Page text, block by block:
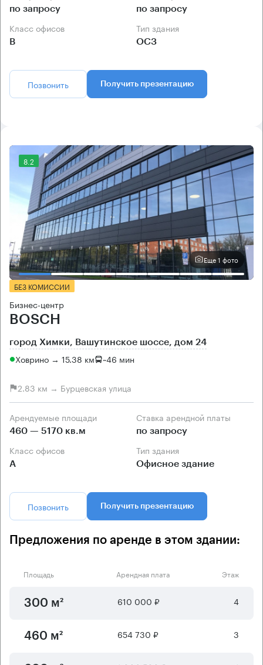
по запросу по запросу
Класс офисов
B
Тип здания
ОСЗ
Позвонить Получить презентацию
8.2
Еще 1 фото
БЕЗ КОМИССИИ
Бизнес-центр
BOSCH
город Химки, Вашутинское шоссе, дом 24
Ховрино → 15.38 км ~46 мин
2.83 км → Бурцевская улица
Арендуемые площади
460 — 5170 кв.м
Ставка арендной платы
по запросу
Класс офисов
А
Тип здания
Офисное здание
Позвонить Получить презентацию
Предложения по аренде в этом здании:
Площадь Арендная плата Этаж
300 м² 610 000 ₽ 4
460 м² 654 730 ₽ 3